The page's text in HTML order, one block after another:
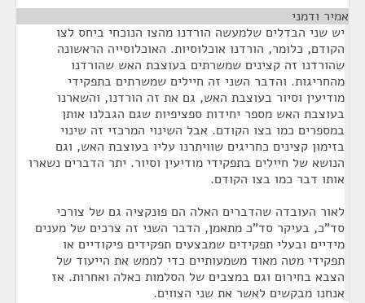
אמיר ודמני
יש שני הבדלים שלמעשה הורדנו מהצו הנוכחי ביחס לצו
הקודם, כלומר, הורדנו אוכלוסיות. האוכלוסייה הראשונה
שהורדנו זה קצינים שמשרתים בעוצבת האש שהורדנו
מהחריגות. והדבר השני זה חיילים שמשרתים בתפקידי
מודיעין וסיור בעוצבת האש, גם את זה הורדנו, והשארנו
בעוצבת האש מספר יחידות ספציפיות שגם הגבלנו אותן
במספרים כמו בצו הקודם. אבל השינוי המרכזי זה שינוי
בזימון קצינים כחריגים שוויתרנו עליו בעוצבת האש, וגם
הנושא של חיילים בתפקידי מודיעין וסיור. יתר הדברים נשארו
אותו דבר כמו בצו הקודם.
לאור העובדה שהדברים האלה הם פונקציה גם של צורכי
סד"כ, בעיקר סד"כ מתאמן, הדבר השני זה צרכים של מענים
מידיים ובעלי תפקידים שמבצעים תפקידים פיקודיים או
תפקידי מטה מאוד משמעותיים כדי לממש את הייעוד של
הצבא בחירום וגם במצבים של הסלמות כאלה ואחרות. אז
אנחנו מבקשים לאשר את שני הצווים.